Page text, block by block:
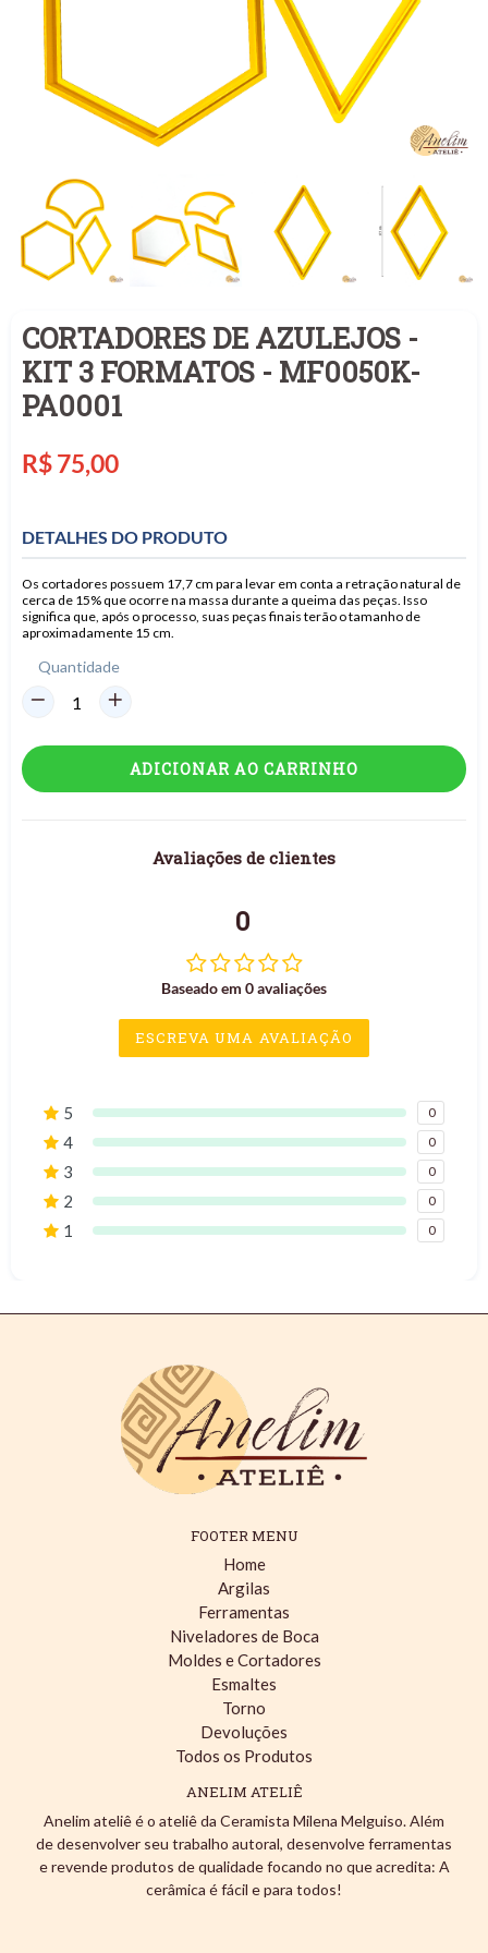
CORTADORES DE AZULEJOS -
KIT 3 FORMATOS - MF0050K-
PA0001
Preço
R$ 75,00
DETALHES DO PRODUTO
Os cortadores possuem 17,7 cm para levar em conta a retração natural de
cerca de 15% que ocorre na massa durante a queima das peças. Isso
significa que, após o processo, suas peças finais terão o tamanho de
aproximadamente 15 cm.
Quantidade
ADICIONAR AO CARRINHO
Avaliações de clientes
0
Baseado em 0 avaliações
ESCREVA UMA AVALIAÇÃO
5 0
4 0
3 0
2 0
1 0
FOOTER MENU
Home
Argilas
Ferramentas
Niveladores de Boca
Moldes e Cortadores
Esmaltes
Torno
Devoluções
Todos os Produtos
ANELIM ATELIÊ
Anelim ateliê é o ateliê da Ceramista Milena Melguiso. Além
de desenvolver seu trabalho autoral, desenvolve ferramentas
e revende produtos de qualidade focando no que acredita: A
cerâmica é fácil e para todos!